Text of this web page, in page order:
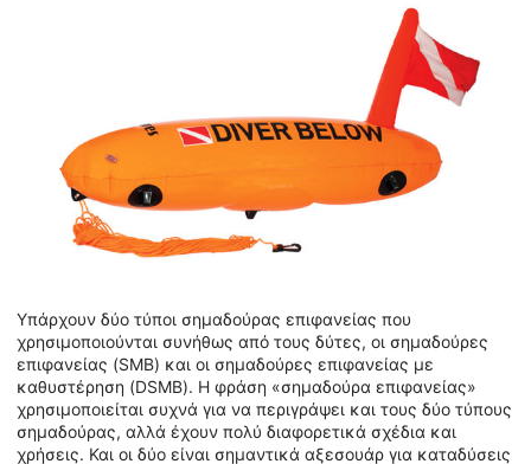
Υπάρχουν δύο τύποι σημαδούρας επιφανείας που
χρησιμοποιούνται συνήθως από τους δύτες, οι σημαδούρες
επιφανείας (SMB) και οι σημαδούρες επιφανείας με
καθυστέρηση (DSMB). Η φράση «σημαδούρα επιφανείας»
χρησιμοποιείται συχνά για να περιγράψει και τους δύο τύπους
σημαδούρας, αλλά έχουν πολύ διαφορετικά σχέδια και
χρήσεις. Και οι δύο είναι σημαντικά αξεσουάρ για καταδύσεις